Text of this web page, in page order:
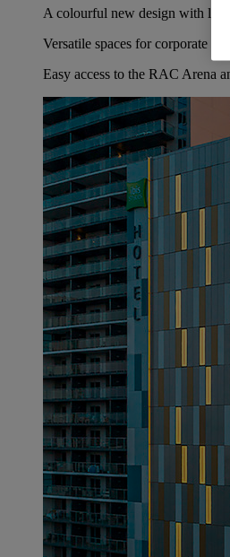
A colourful new design with
Versatile spaces for corporate
Easy access to the RAC Arena